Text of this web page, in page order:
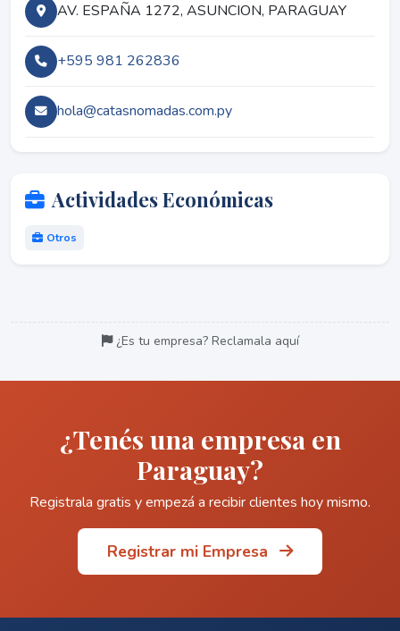
AV. ESPAÑA 1272, ASUNCION, PARAGUAY
+595 981 262836
hola@catasnomadas.com.py
Actividades Económicas
Otros
¿Es tu empresa? Reclamala aquí
¿Tenés una empresa en
Paraguay?
Registrala gratis y empezá a recibir clientes hoy mismo.
Registrar mi Empresa